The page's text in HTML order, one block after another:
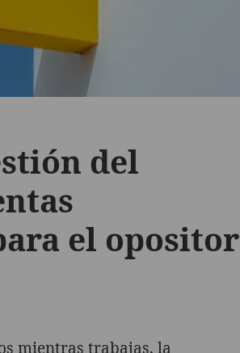
del
el opositor
mientras trabajas, la